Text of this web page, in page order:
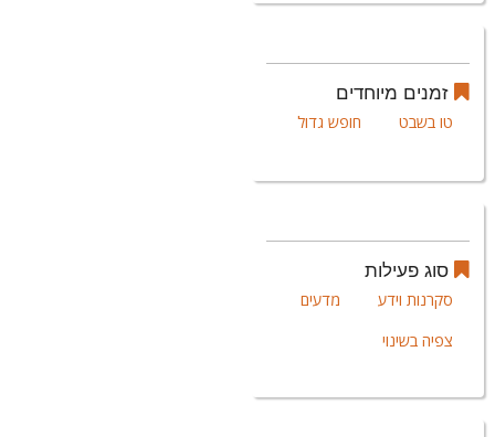
זמנים מיוחדים
טו בשבט חופש גדול
סוג פעילות
סקרנות וידע
מדעים
צפיה בשינוי